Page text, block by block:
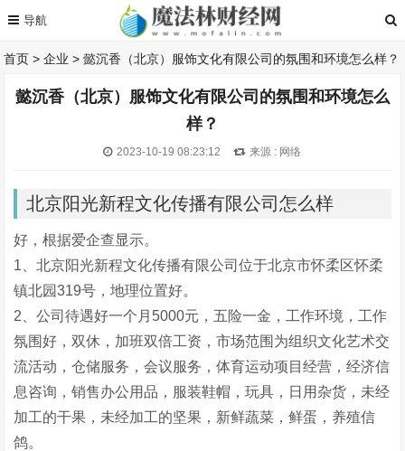
首页 >企业 >懿沉香（北京）服饰文化有限公司的氛围和环境怎么样？
懿沉香（北京）服饰文化有限公司的氛围和环境怎么
样？
2023-10-19 08:23:12 来源 : 网络
北京阳光新程文化传播有限公司怎么样
好，根据爱企查显示。
1、北京阳光新程文化传播有限公司位于北京市怀柔区怀柔
镇北园319号，地理位置好。
2、公司待遇好一个月5000元，五险一金，工作环境，工作
氛围好，双休，加班双倍工资，市场范围为组织文化艺术交
流活动，仓储服务，会议服务，体育运动项目经营，经济信
息咨询，销售办公用品，服装鞋帽，玩具，日用杂货，未经
加工的干果，未经加工的坚果，新鲜蔬菜，鲜蛋，养殖信
鸽。